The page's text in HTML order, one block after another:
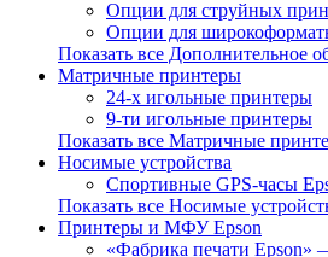
Опции для струйных
Опции для
Показать все Дополнительное
Матричные принтеры
24-х игольные принтеры
9-ти игольные принтеры
Показать все Матричные
Носимые устройства
Спортивные GPS-часы
Показать все Носимые
Принтеры и МФУ Epson
«Фабрика печати